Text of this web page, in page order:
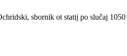
sbornik ot statij po slučaj